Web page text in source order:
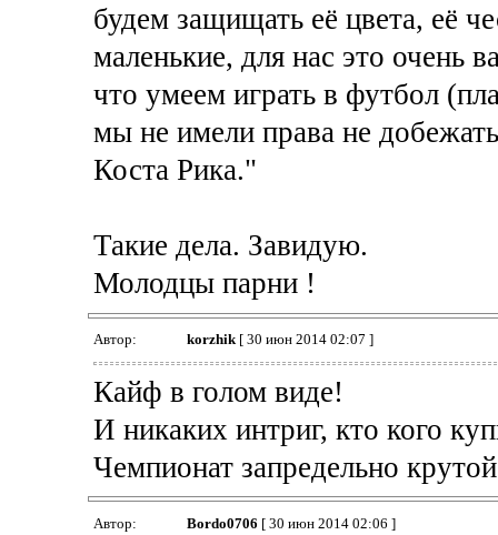
будем защищать её цвета, её
маленькие, для нас это очень
что умеем играть в футбол
мы не имели права не
Коста Рика."
Такие дела. Завидую.
Молодцы парни !
Автор: korzhik[ 30 июн 2014 02:07 ]
Кайф в голом виде!
И никаких интриг, кто кого
Чемпионат запредельно
Автор: Bordo0706 [ 30 июн 2014 02:06 ]